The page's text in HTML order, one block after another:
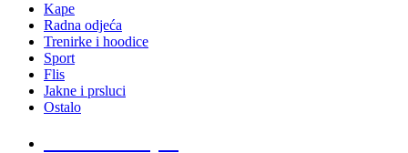
Kape
Radna odjeća
Trenirke i hoodice
Sport
Flis
Jakne i prsluci
Ostalo